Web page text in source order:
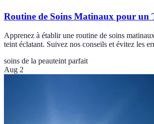
Routine de Soins Matinaux pour un
Apprenez à établir une routine de soins
teint éclatant. Suivez nos conseils et évitez les
soins de la peauteint parfait
Aug 2